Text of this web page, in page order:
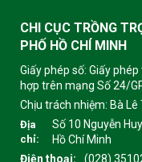
CHI CỤC TRỒNG
PHỐ HỒ CHÍ MINH
Giấy phép số: Giấy
hợp trên mạng Số 24/
Chịu trách nhiệm: Bà
Địa
chỉ:
Số 10 Nguyễn
Hồ Chí Minh
Điện thoại:
(028)